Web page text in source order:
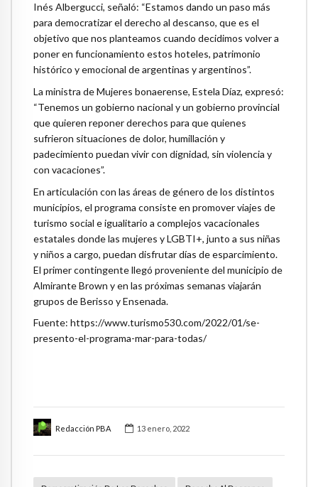
Redacción PBA 13 enero, 2022
Inés Albergucci, señaló: “Estamos dando un paso más
para democratizar el derecho al descanso, que es el
objetivo que nos planteamos cuando decidimos volver a
poner en funcionamiento estos hoteles, patrimonio
histórico y emocional de argentinas y argentinos”.
La ministra de Mujeres bonaerense, Estela Díaz, expresó:
“Tenemos un gobierno nacional y un gobierno provincial
que quieren reponer derechos para que quienes
sufrieron situaciones de dolor, humillación y
padecimiento puedan vivir con dignidad, sin violencia y
con vacaciones”.
En articulación con las áreas de género de los distintos
municipios, el programa consiste en promover viajes de
turismo social e igualitario a complejos vacacionales
estatales donde las mujeres y LGBTI+, junto a sus niñas
y niños a cargo, puedan disfrutar días de esparcimiento.
El primer contingente llegó proveniente del municipio de
Almirante Brown y en las próximas semanas viajarán
grupos de Berisso y Ensenada.
Fuente: https://www.turismo530.com/2022/01/se-
presento-el-programa-mar-para-todas/